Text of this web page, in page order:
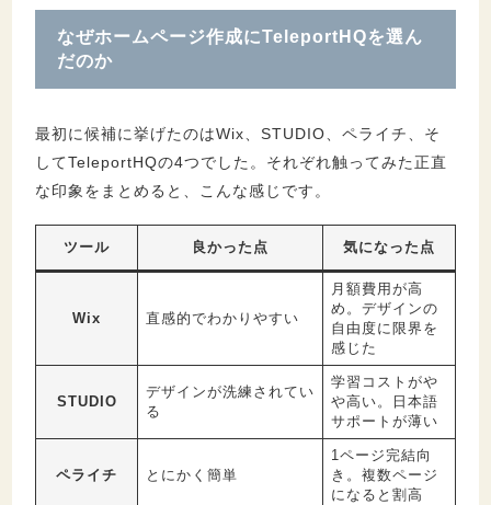
3.5. STEP5：ページを追加する（その１）
3.7.STEP7：作成コードのダウンロード
3.8. STEP8：「お問い合わせ」ページの追加
3.9.STEP9：その他の調整
3.10. STEP10:「予約ページ」の作成
4.レンタルサーバーにアップロード
ファイルの一式アップロード
ホームページ作成費用・時間・感想のまとめ
お店のホームページ作成にかかった時間
なぜホームページ作成にTeleportHQを選ん
だのか
最初に候補に挙げたのはWix、STUDIO、ペライチ、そ
してTeleportHQの4つでした。それぞれ触ってみた正直
な印象をまとめると、こんな感じです。
ツール 良かった点 気になった点
Wix 直感的でわかりやすい
月額費用が高
め。デザインの
自由度に限界を
感じた
STUDIO
デザインが洗練されてい
る
学習コストがや
や高い。日本語
サポートが薄い
ペライチ とにかく簡単
1ページ完結向
き。複数ページ
になると割高